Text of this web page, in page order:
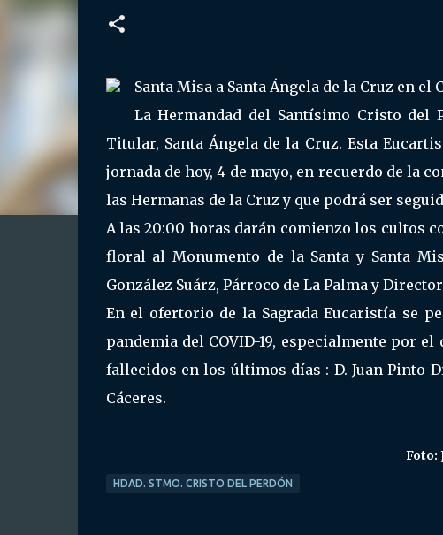
Santa Misa a Santa Ángela de la Cruz en el
La Hermandad del Santísimo Cristo del
Titular, Santa Ángela de la Cruz. Esta
jornada de hoy, 4 de mayo, en recuerdo de la
las Hermanas de la Cruz y que podrá ser
A las 20:00 horas darán comienzo los cultos
floral al Monumento de la Santa y Santa
González Suárz, Párroco de La Palma y
En el ofertorio de la Sagrada Eucaristía se
pandemia del COVID-19, especialmente por
fallecidos en los últimos días : D. Juan Pinto
Cáceres.
Foto:
HDAD. STMO. CRISTO DEL PERDÓN